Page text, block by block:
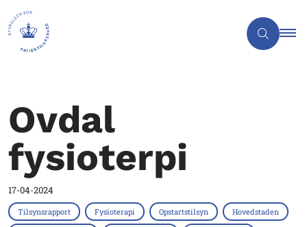
Ovdal
fysioterpi
17-04-2024
Tilsynsrapport Fysioterapi Opstartstilsyn Hovedstaden